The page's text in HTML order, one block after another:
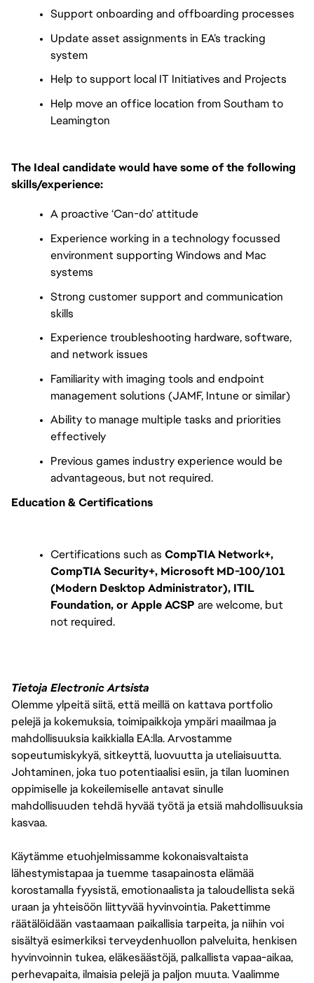
Support onboarding and offboarding processes
Update asset assignments in EA’s tracking
system
Help to support local IT Initiatives and Projects
Help move an office location from Southam to
Leamington
The Ideal candidate would have some of the following
skills/experience:
A proactive ‘Can-do’ attitude
Experience working in a technology focussed
environment supporting Windows and Mac
systems
Strong customer support and communication
skills
Experience troubleshooting hardware, software,
and network issues
Familiarity with imaging tools and endpoint
management solutions (JAMF, Intune or similar)
Ability to manage multiple tasks and priorities
effectively
Previous games industry experience would be
advantageous, but not required.
Education & Certifications
Certifications such as CompTIA Network+,
CompTIA Security+, Microsoft MD-100/101
(Modern Desktop Administrator), ITIL
Foundation, or Apple ACSP are welcome, but
not required.
Tietoja Electronic Artsista
Olemme ylpeitä siitä, että meillä on kattava portfolio
pelejä ja kokemuksia, toimipaikkoja ympäri maailmaa ja
mahdollisuuksia kaikkialla EA:lla. Arvostamme
sopeutumiskykyä, sitkeyttä, luovuutta ja uteliaisuutta.
Johtaminen, joka tuo potentiaalisi esiin, ja tilan luominen
oppimiselle ja kokeilemiselle antavat sinulle
mahdollisuuden tehdä hyvää työtä ja etsiä mahdollisuuksia
kasvaa.
Käytämme etuohjelmissamme kokonaisvaltaista
lähestymistapaa ja tuemme tasapainosta elämää
korostamalla fyysistä, emotionaalista ja taloudellista sekä
uraan ja yhteisöön liittyvää hyvinvointia. Pakettimme
räätälöidään vastaamaan paikallisia tarpeita, ja niihin voi
sisältyä esimerkiksi terveydenhuollon palveluita, henkisen
hyvinvoinnin tukea, eläkesäästöjä, palkallista vapaa-aikaa,
perhevapaita, ilmaisia pelejä ja paljon muuta. Vaalimme